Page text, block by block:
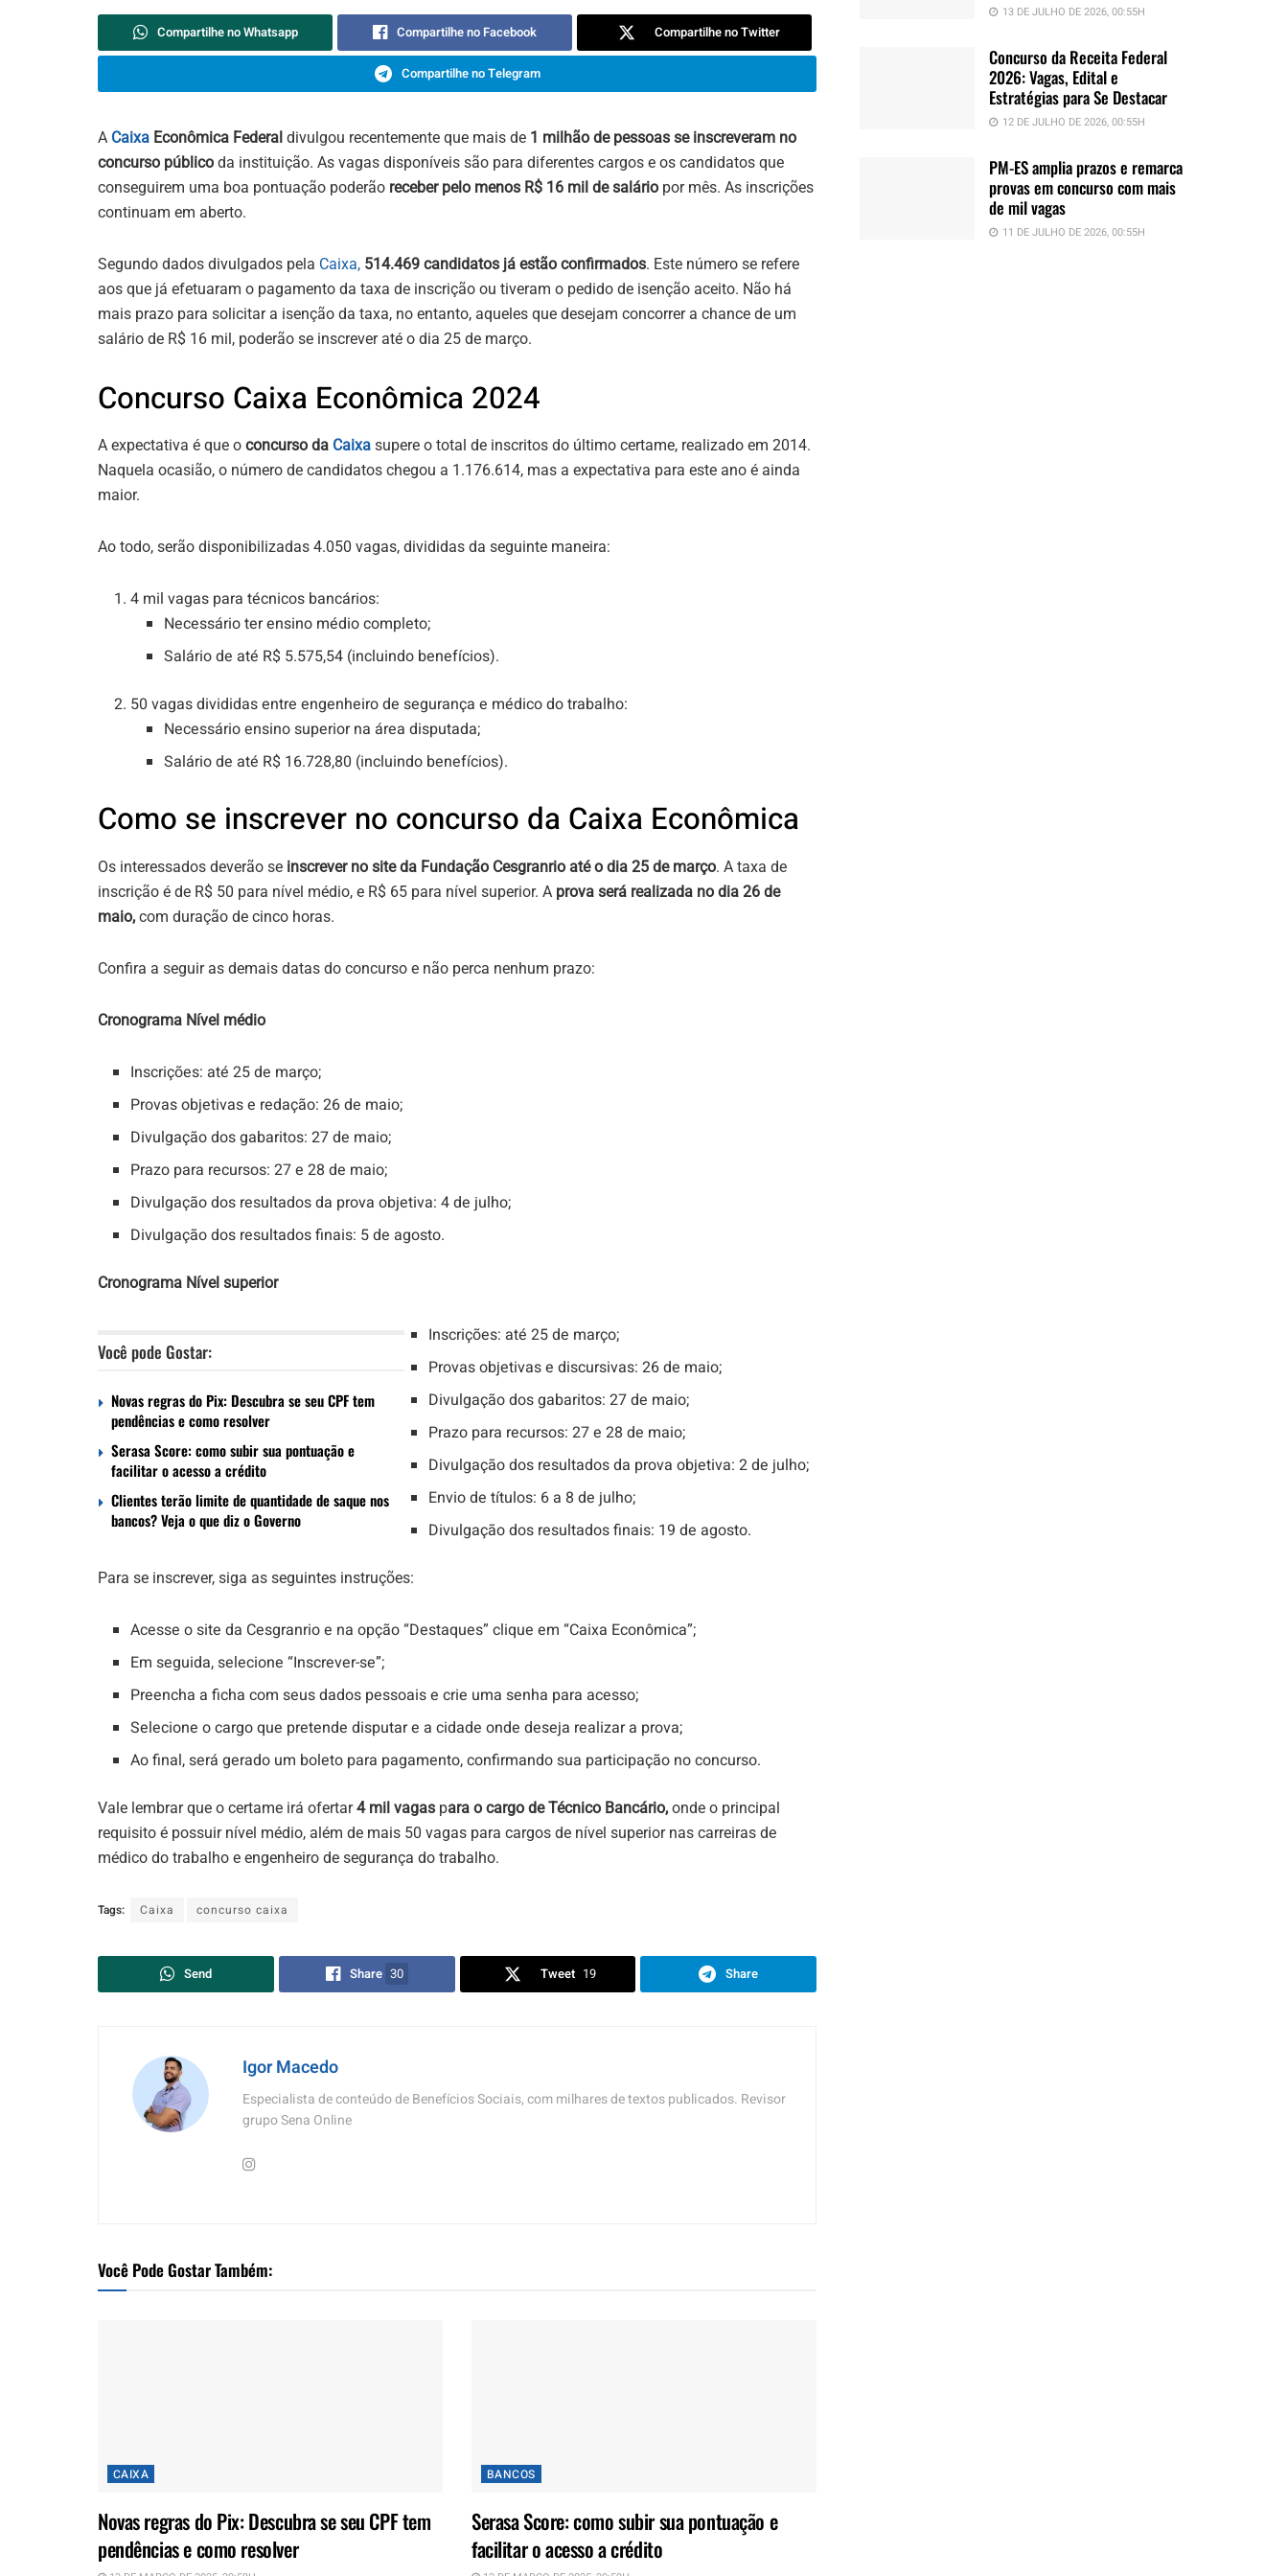
Compartilhe no Whatsapp Compartilhe no Facebook Compartilhe no Twitter
Compartilhe no Telegram
A Caixa Econômica Federal divulgou recentemente que mais de 1 milhão de pessoas se inscreveram no
concurso público da instituição. As vagas disponíveis são para diferentes cargos e os candidatos que
conseguirem uma boa pontuação poderão receber pelo menos R$ 16 mil de salário por mês. As inscrições
continuam em aberto.
Segundo dados divulgados pela Caixa, 514.469 candidatos já estão confirmados. Este número se refere
aos que já efetuaram o pagamento da taxa de inscrição ou tiveram o pedido de isenção aceito. Não há
mais prazo para solicitar a isenção da taxa, no entanto, aqueles que desejam concorrer a chance de um
salário de R$ 16 mil, poderão se inscrever até o dia 25 de março.
Concurso Caixa Econômica 2024
A expectativa é que o concurso da Caixa supere o total de inscritos do último certame, realizado em 2014.
Naquela ocasião, o número de candidatos chegou a 1.176.614, mas a expectativa para este ano é ainda
maior.
Ao todo, serão disponibilizadas 4.050 vagas, divididas da seguinte maneira:
4 mil vagas para técnicos bancários:
Necessário ter ensino médio completo;
Salário de até R$ 5.575,54 (incluindo benefícios).
50 vagas divididas entre engenheiro de segurança e médico do trabalho:
Necessário ensino superior na área disputada;
Salário de até R$ 16.728,80 (incluindo benefícios).
Como se inscrever no concurso da Caixa Econômica
Os interessados deverão se inscrever no site da Fundação Cesgranrio até o dia 25 de março. A taxa de
inscrição é de R$ 50 para nível médio, e R$ 65 para nível superior. A prova será realizada no dia 26 de
maio, com duração de cinco horas.
Confira a seguir as demais datas do concurso e não perca nenhum prazo:
Cronograma Nível médio
Inscrições: até 25 de março;
Provas objetivas e redação: 26 de maio;
Divulgação dos gabaritos: 27 de maio;
Prazo para recursos: 27 e 28 de maio;
Divulgação dos resultados da prova objetiva: 4 de julho;
Divulgação dos resultados finais: 5 de agosto.
Cronograma Nível superior
Você pode Gostar:
Novas regras do Pix: Descubra se seu CPF tem
pendências e como resolver
Serasa Score: como subir sua pontuação e
facilitar o acesso a crédito
Clientes terão limite de quantidade de saque nos
bancos? Veja o que diz o Governo
Inscrições: até 25 de março;
Provas objetivas e discursivas: 26 de maio;
Divulgação dos gabaritos: 27 de maio;
Prazo para recursos: 27 e 28 de maio;
Divulgação dos resultados da prova objetiva: 2 de julho;
Envio de títulos: 6 a 8 de julho;
Divulgação dos resultados finais: 19 de agosto.
Para se inscrever, siga as seguintes instruções:
Acesse o site da Cesgranrio e na opção “Destaques” clique em “Caixa Econômica”;
Em seguida, selecione “Inscrever-se”;
Preencha a ficha com seus dados pessoais e crie uma senha para acesso;
Selecione o cargo que pretende disputar e a cidade onde deseja realizar a prova;
Ao final, será gerado um boleto para pagamento, confirmando sua participação no concurso.
Vale lembrar que o certame irá ofertar4 mil vagas para o cargo de Técnico Bancário, onde o principal
requisito é possuir nível médio, além de mais 50 vagas para cargos de nível superior nas carreiras de
médico do trabalho e engenheiro de segurança do trabalho.
Tags: Caixa concurso caixa
Send Share 30 Tweet 19 Share
Igor Macedo
Especialista de conteúdo de Benefícios Sociais, com milhares de textos publicados. Revisor
grupo Sena Online
Você Pode Gostar Também:
CAIXA
Novas regras do Pix: Descubra se seu CPF tem
pendências e como resolver
BANCOS
Serasa Score: como subir sua pontuação e
facilitar o acesso a crédito
13 DE JULHO DE 2026, 00:55H
Concurso da Receita Federal
2026: Vagas, Edital e
Estratégias para Se Destacar
12 DE JULHO DE 2026, 00:55H
PM-ES amplia prazos e remarca
provas em concurso com mais
de mil vagas
11 DE JULHO DE 2026, 00:55H